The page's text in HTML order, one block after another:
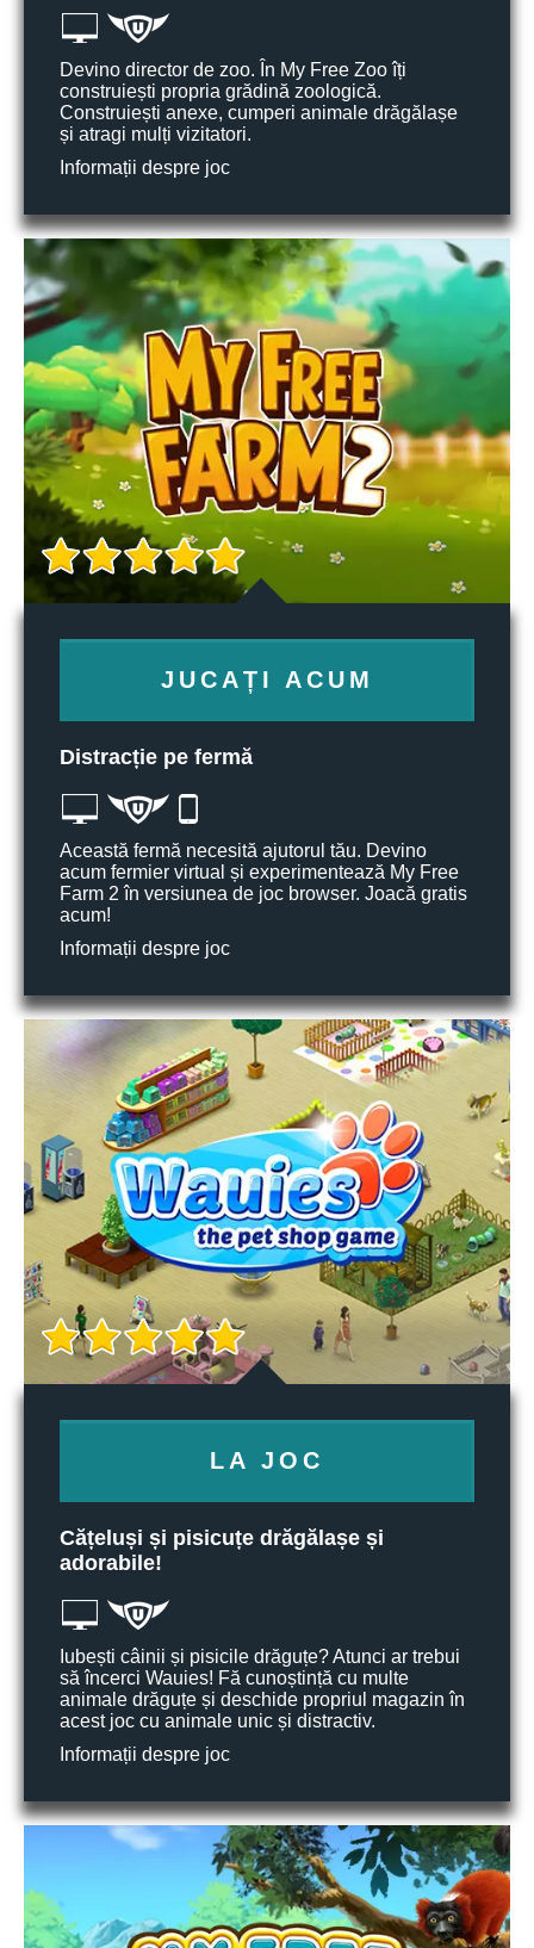
Devino director de zoo. În My Free Zoo îți
construiești propria grădină zoologică.
Construiești anexe, cumperi animale drăgălașe
și atragi mulți vizitatori.
Informații despre joc
JUCAȚI ACUM
Distracție pe fermă
Această fermă necesită ajutorul tău. Devino
acum fermier virtual și experimentează My Free
Farm 2 în versiunea de joc browser. Joacă gratis
acum!
Informații despre joc
LA JOC
Cățeluși și pisicuțe drăgălașe și
adorabile!
Iubești câinii și pisicile drăguțe? Atunci ar trebui
să încerci Wauies! Fă cunoștință cu multe
animale drăguțe și deschide propriul magazin în
acest joc cu animale unic și distractiv.
Informații despre joc